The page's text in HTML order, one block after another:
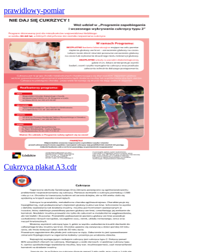
prawidlowy-pomiar
Cukrzyca plakat A3.cdr